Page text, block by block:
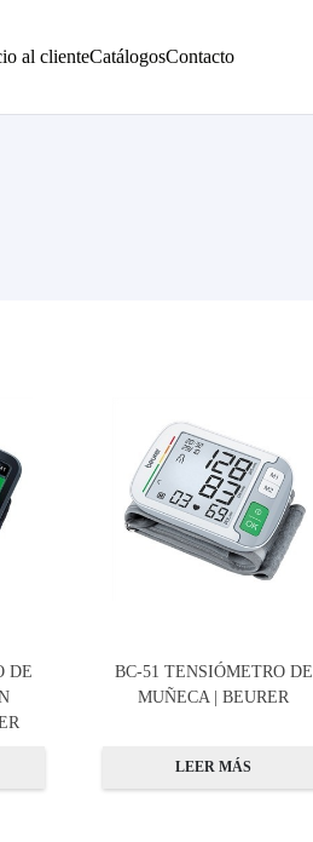
al clienteCatálogosContacto
DE
BC-51 TENSIÓMETRO DE
MUÑECA | BEURER
LEER MÁS